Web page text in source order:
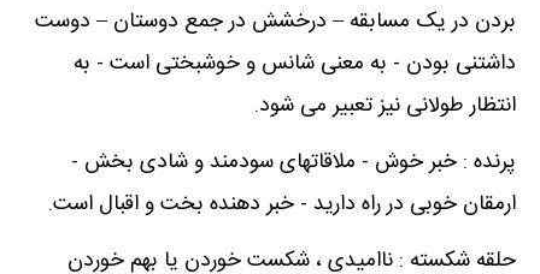
بردن در یک مسابقه – درخشش در جمع دوستان – دوست
داشتنی بودن - به معنی شانس و خوشبختی است - به
انتظار طولانی نیز تعبیر می شود.
پرنده : خبر خوش - ملاقاتهای سودمند و شادی بخش -
ارمقان خوبی در راه دارید - خبر دهنده بخت و اقبال است.
حلقه شکسته : ناامیدی ، شکست خوردن یا بهم خوردن